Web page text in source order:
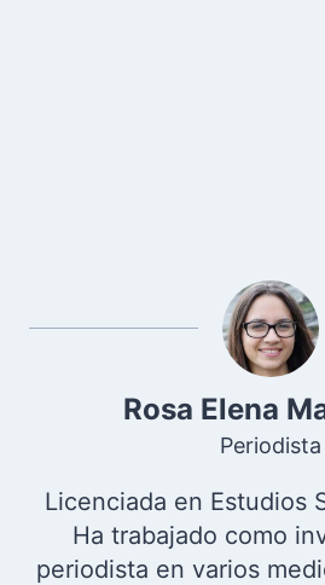
Rosa Elena
Periodista
Licenciada en Estudios
Ha trabajado como
periodista en varios